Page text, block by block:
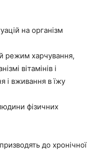
на організм
режим харчування,
вітамінів і
і вживання в їжу
фізичних
до хронічної